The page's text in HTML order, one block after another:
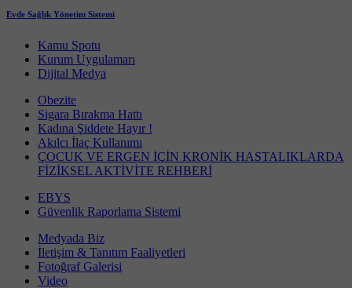
Evde Sağlık Yönetim Sistemi
Kamu Spotu
Kurum Uygulamarı
Dijital Medya
Obezite
Sigara Bırakma Hattı
Kadına Şiddete Hayır !
Akılcı İlaç Kullanımı
ÇOCUK VE ERGEN İÇİN KRONİK HASTALIKLARDA
FİZİKSEL AKTİVİTE REHBERİ
EBYS
Güvenlik Raporlama Sistemi
Medyada Biz
İletişim & Tanıtım Faaliyetleri
Fotoğraf Galerisi
Video